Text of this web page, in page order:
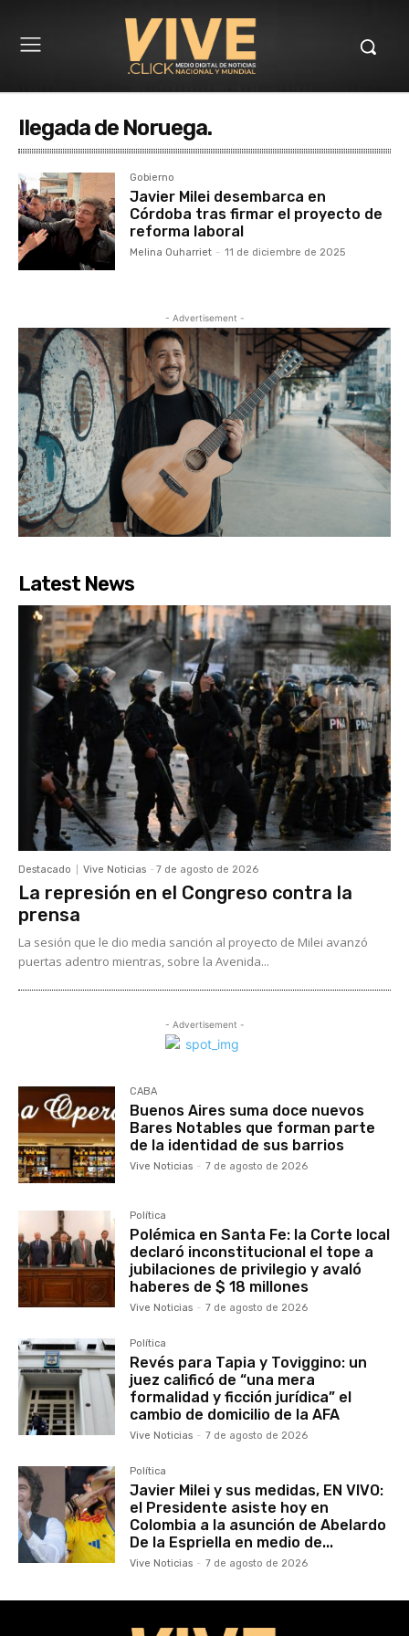
llegada de Noruega.
Gobierno
Javier Milei desembarca en
Córdoba tras firmar el proyecto de
reforma laboral
Melina Ouharriet - 11 de diciembre de 2025
- Advertisement -
Latest News
Destacado Vive Noticias - 7 de agosto de 2026
La represión en el Congreso contra la
prensa
La sesión que le dio media sanción al proyecto de Milei avanzó
puertas adentro mientras, sobre la Avenida...
- Advertisement -
CABA
Buenos Aires suma doce nuevos
Bares Notables que forman parte
de la identidad de sus barrios
Vive Noticias - 7 de agosto de 2026
Política
Polémica en Santa Fe: la Corte local
declaró inconstitucional el tope a
jubilaciones de privilegio y avaló
haberes de $ 18 millones
Vive Noticias - 7 de agosto de 2026
Política
Revés para Tapia y Toviggino: un
juez calificó de “una mera
formalidad y ficción jurídica” el
cambio de domicilio de la AFA
Vive Noticias - 7 de agosto de 2026
Política
Javier Milei y sus medidas, EN VIVO:
el Presidente asiste hoy en
Colombia a la asunción de Abelardo
De la Espriella en medio de...
Vive Noticias - 7 de agosto de 2026